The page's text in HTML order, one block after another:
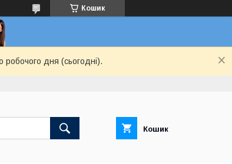
Кошик
робочого дня (сьогодні).
Кошик